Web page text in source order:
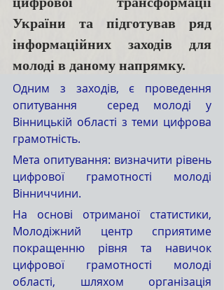
України та підготував ряд
інформаційних заходів для
молоді в даному напрямку.
Одним з заходів, є проведення
опитування  серед молоді у
Вінницькій області з теми цифрова
грамотність.
Мета опитування: визначити рівень
цифрової грамотності молоді
Вінниччини.
На основі отриманої статистики,
Молодіжний центр сприятиме
покращенню рівня та навичок
цифрової грамотності молоді
області, шляхом організація